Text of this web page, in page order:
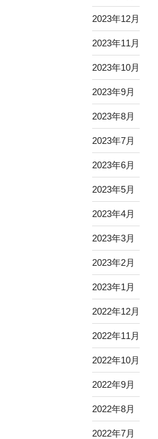
2023年12月
2023年11月
2023年10月
2023年9月
2023年8月
2023年7月
2023年6月
2023年5月
2023年4月
2023年3月
2023年2月
2023年1月
2022年12月
2022年11月
2022年10月
2022年9月
2022年8月
2022年7月